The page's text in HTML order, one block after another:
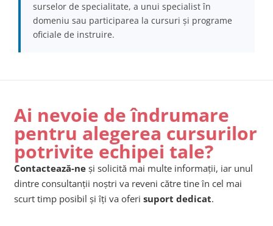
surselor de specialitate, a unui specialist în
domeniu sau participarea la cursuri și programe
oficiale de instruire.
Ai nevoie de îndrumare
pentru alegerea cursurilor
potrivite echipei tale?
Contactează-ne și solicită mai multe informații, iar unul
dintre consultanții noștri va reveni către tine în cel mai
scurt timp posibil și îți va oferi suport dedicat.